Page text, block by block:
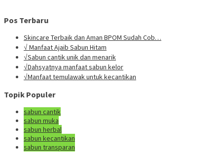
Pos Terbaru
Skincare Terbaik dan Aman BPOM Sudah Cob…
√ Manfaat Ajaib Sabun Hitam
√Sabun cantik unik dan menarik
√Dahsyatnya manfaat sabun kelor
√Manfaat temulawak untuk kecantikan
Topik Populer
sabun cantik
sabun muka
sabun herbal
sabun kecantikan
sabun transparan